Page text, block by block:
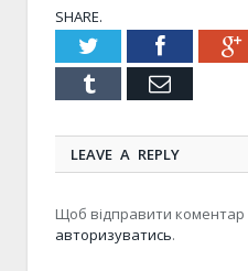
SHARE.
TwitterFacebook
Tumblr Email
LEAVE A REPLY
Щоб відправити коментар
авторизуватись.